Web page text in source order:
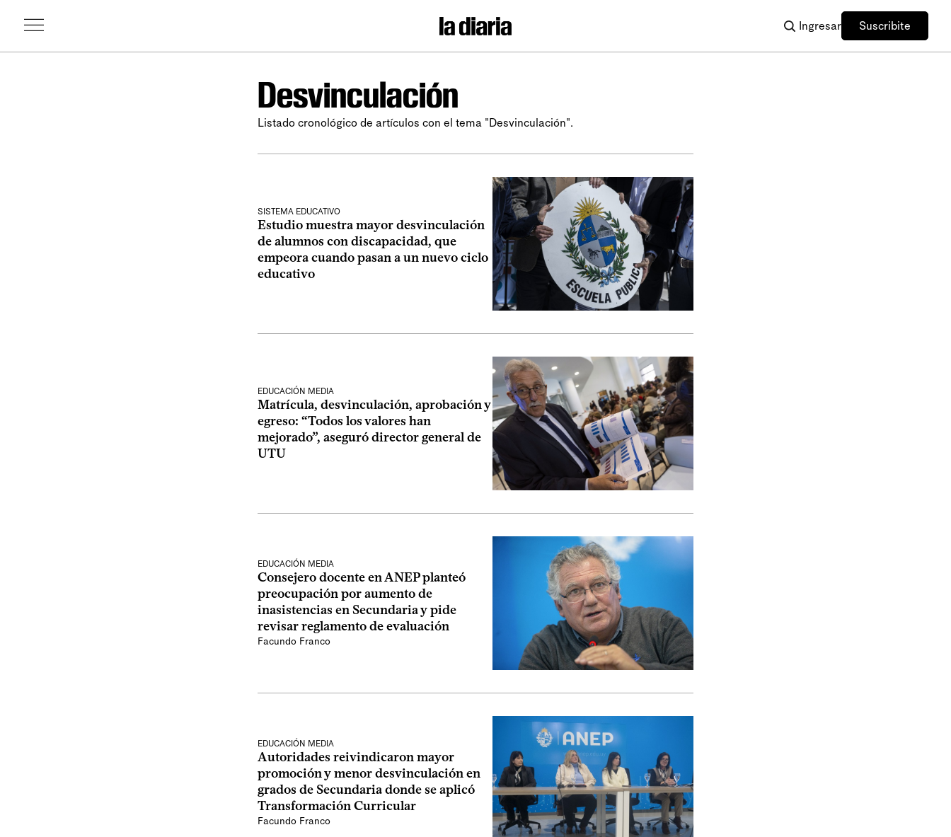
Ingresar Suscribite
Desvinculación
Listado cronológico de artículos con el tema "Desvinculación".
SISTEMA EDUCATIVO
Estudio muestra mayor desvinculación
de alumnos con discapacidad, que
empeora cuando pasan a un nuevo ciclo
educativo
EDUCACIÓN MEDIA
Matrícula, desvinculación, aprobación y
egreso: “Todos los valores han
mejorado”, aseguró director general de
UTU
EDUCACIÓN MEDIA
Consejero docente en ANEP planteó
preocupación por aumento de
inasistencias en Secundaria y pide
revisar reglamento de evaluación
Facundo Franco
EDUCACIÓN MEDIA
Autoridades reivindicaron mayor
promoción y menor desvinculación en
grados de Secundaria donde se aplicó
Transformación Curricular
Facundo Franco